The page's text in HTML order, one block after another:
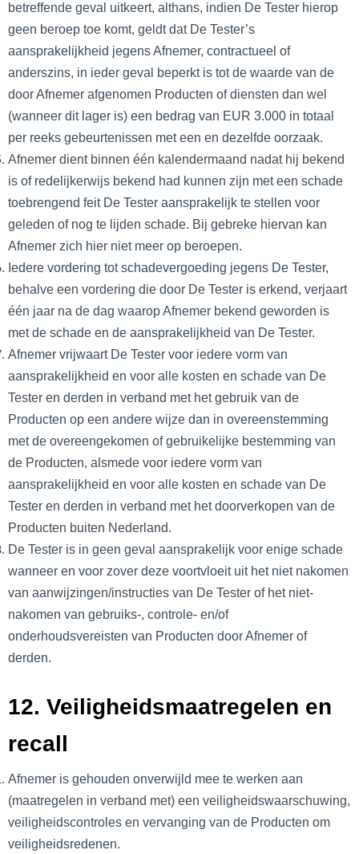
betreffende geval uitkeert, althans, indien De Tester hierop
geen beroep toe komt, geldt dat De Tester’s
aansprakelijkheid jegens Afnemer, contractueel of
anderszins, in ieder geval beperkt is tot de waarde van de
door Afnemer afgenomen Producten of diensten dan wel
(wanneer dit lager is) een bedrag van EUR 3.000 in totaal
per reeks gebeurtenissen met een en dezelfde oorzaak.
Afnemer dient binnen één kalendermaand nadat hij bekend
is of redelijkerwijs bekend had kunnen zijn met een schade
toebrengend feit De Tester aansprakelijk te stellen voor
geleden of nog te lijden schade. Bij gebreke hiervan kan
Afnemer zich hier niet meer op beroepen.
Iedere vordering tot schadevergoeding jegens De Tester,
behalve een vordering die door De Tester is erkend, verjaart
één jaar na de dag waarop Afnemer bekend geworden is
met de schade en de aansprakelijkheid van De Tester.
Afnemer vrijwaart De Tester voor iedere vorm van
aansprakelijkheid en voor alle kosten en schade van De
Tester en derden in verband met het gebruik van de
Producten op een andere wijze dan in overeenstemming
met de overeengekomen of gebruikelijke bestemming van
de Producten, alsmede voor iedere vorm van
aansprakelijkheid en voor alle kosten en schade van De
Tester en derden in verband met het doorverkopen van de
Producten buiten Nederland.
De Tester is in geen geval aansprakelijk voor enige schade
wanneer en voor zover deze voortvloeit uit het niet nakomen
van aanwijzingen/instructies van De Tester of het niet-
nakomen van gebruiks-, controle- en/of
onderhoudsvereisten van Producten door Afnemer of
derden.
12. Veiligheidsmaatregelen en
recall
Afnemer is gehouden onverwijld mee te werken aan
(maatregelen in verband met) een veiligheidswaarschuwing,
veiligheidscontroles en vervanging van de Producten om
veiligheidsredenen.